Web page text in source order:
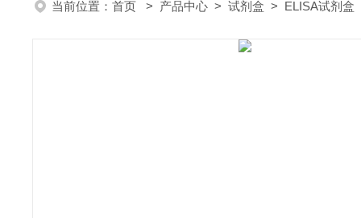
当前位置： 首页 > 产品中心 > 试剂盒 > ELISA试剂盒